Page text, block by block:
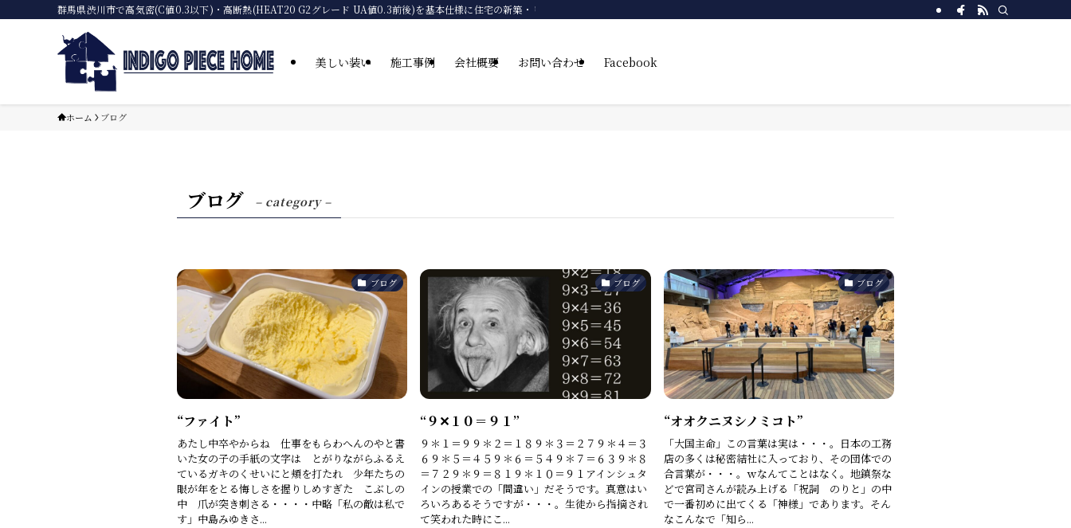
群馬県渋川市で高気密(C値0.3以下)・高断熱(HEAT20 G2グレード UA値0.3前後)を基本仕様に住宅の新築・リフォーム・リノベーションを自社設計にて行う工務店です。(前橋市・高崎市・伊勢崎市・みどり市・太田市・桐生市・
美しい装い 施工事例 会社概要 お問い合わせ Facebook
ホーム ブログ
ブログ – category –
ブログ
“ファイト”
あたし中卒やからね 仕事をもらわへんのやと書
いた女の子の手紙の文字は とがりながらふるえ
ているガキのくせいにと頬を打たれ 少年たちの
眼が年をとる悔しさを握りしめすぎた こぶしの
中 爪が突き刺さる・・・・中略「私の敵は私で
す」中島みゆきさ...
ブログ
“９✕１０＝９１”
９＊１＝９９＊２＝１８９＊３＝２７９＊４＝３
６９＊５＝４５９＊６＝５４９＊７＝６３９＊８
＝７２９＊９＝８１９＊１０＝９１アインシュタ
インの授業での「間違い」だそうです。真意はい
ろいろあるそうですが・・・。生徒から指摘され
て笑われた時にこ...
ブログ
“オオクニヌシノミコト”
「大国主命」この言葉は実は・・・。日本の工務
店の多くは秘密結社に入っており、その団体での
合言葉が・・・。ｗなんてことはなく。地鎮祭な
どで宮司さんが読み上げる「祝詞 のりと」の中
で一番初めに出てくる「神様」であります。そん
なこんなで「知ら...